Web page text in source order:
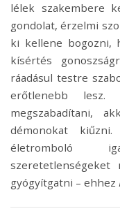
lélek szakembere
gondolat, érzelmi
ki kellene bogozni,
kísértés
ráadásul testre
erőtlenebb
megszabadítani,
démonokat
életromboló
szeretetlenségeket
gyógyítgatni – ehhez